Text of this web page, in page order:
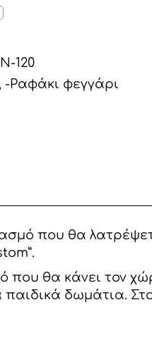
120
,-Ραφάκι φεγγάρι
που θα
που θα κάνει τον
παιδικά δωμάτια.